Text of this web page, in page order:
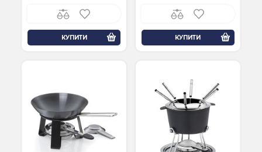
КУПИТИ КУПИТИ